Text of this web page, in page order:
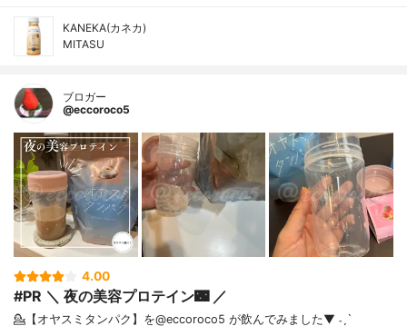
KANEKA(カネカ)
MITASU
ブロガー
@eccoroco5
4.00
#PR ＼ 夜の美容プロテイン🌃 ／
💁【オヤスミタンパク】を@eccoroco5 が飲んでみました⁡⁡⁡⁡▼⁡ ˗ˏˋ